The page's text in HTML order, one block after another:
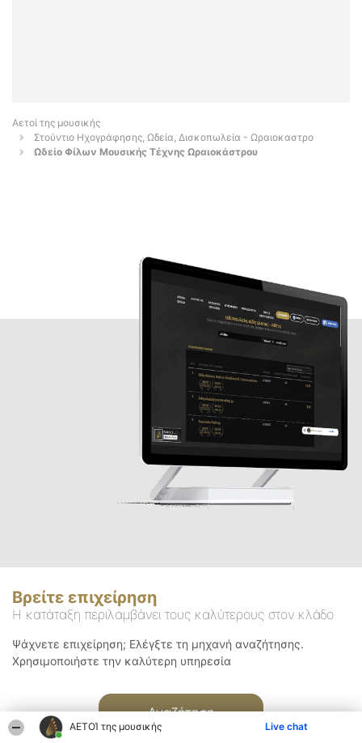
ΑΕΤΟΊ της μουσικής Live chat
Αετοί της μουσικής
Στούντιο Ηχογράφησης, Ωδεία, Δισκοπωλεία - Ωραιοκαστρο
Ωδείο Φίλων Μουσικής Τέχνης Ωραιοκάστρου
Βρείτε επιχείρηση
Η κατάταξη περιλαμβάνει τους καλύτερους στον κλάδο
Ψάχνετε επιχείρηση; Ελέγξτε τη μηχανή αναζήτησης.
Χρησιμοποιήστε την καλύτερη υπηρεσία
Αναζήτηση